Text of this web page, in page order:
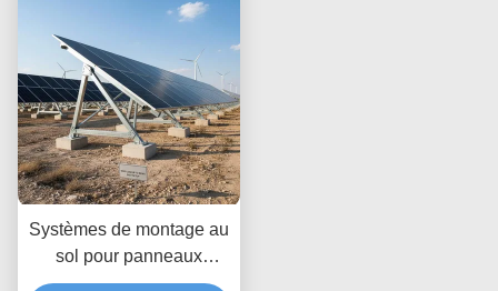
et un ancrage au sol
sécurisé
Systèmes de montage au
sol pour panneaux
solaires commerciaux